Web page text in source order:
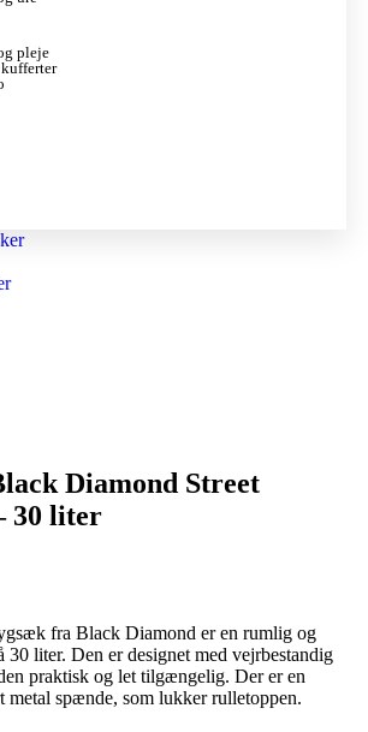
pleje
Diamond Street
30 liter
fra Black Diamond er en rumlig og
liter. Den er designet med vejrbestandig
praktisk og let tilgængelig. Der er en
metal spænde, som lukker rulletoppen.